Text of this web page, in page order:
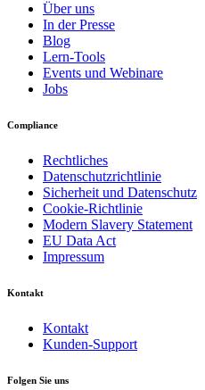
Über uns
In der Presse
Blog
Lern-Tools
Events und Webinare
Jobs
Compliance
Rechtliches
Datenschutzrichtlinie
Sicherheit und Datenschutz
Cookie-Richtlinie
Modern Slavery Statement
EU Data Act
Impressum
Kontakt
Kontakt
Kunden-Support
Folgen Sie uns